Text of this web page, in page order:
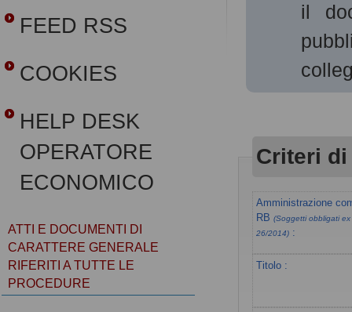
il
Criteri
Amministrazione
RB(Soggetti obbligati
26/2014) :
Titolo :
FEED RSS
COOKIES
HELP DESK
OPERATORE
ECONOMICO
ATTI E DOCUMENTI DI
CARATTERE GENERALE
RIFERITI A TUTTE LE
PROCEDURE